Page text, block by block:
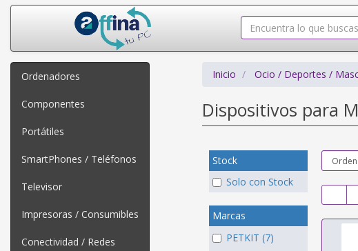
Ordenadores
Componentes
Portátiles
SmartPhones / Teléfonos
Televisor
Impresoras / Consumibles
Conectividad / Redes
Inicio Ocio / Deportes /
Dispositivos para
Stock
Solo con Stock
Marcas
PETKIT (7)